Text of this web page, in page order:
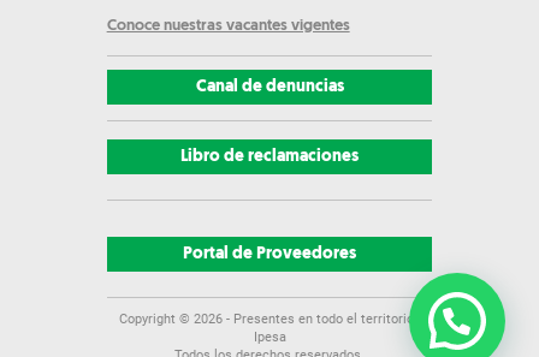
Conoce nuestras vacantes vigentes
Canal de denuncias
Libro de reclamaciones
Portal de Proveedores
Copyright © 2026- Presentes en todo el territorio |
Ipesa